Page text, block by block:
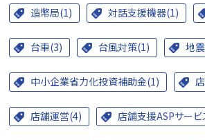
造幣局(1) 対話支援機器(1)
台車(3) 台風対策(1) 地
中小企業省力化投資補助金(1)
店舗運営(4) 店舗支援ASPサービ